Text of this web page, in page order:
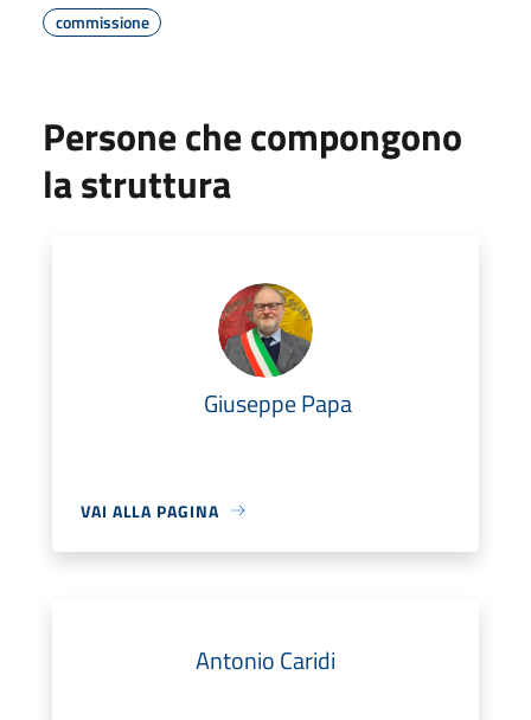
commissione
Persone che compongono
la struttura
Giuseppe Papa
VAI ALLA PAGINA
Antonio Caridi